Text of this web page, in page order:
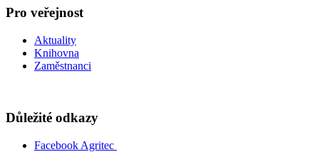
Pro veřejnost
Aktuality
Knihovna
Zaměstnanci
Důležité odkazy
Facebook Agritec